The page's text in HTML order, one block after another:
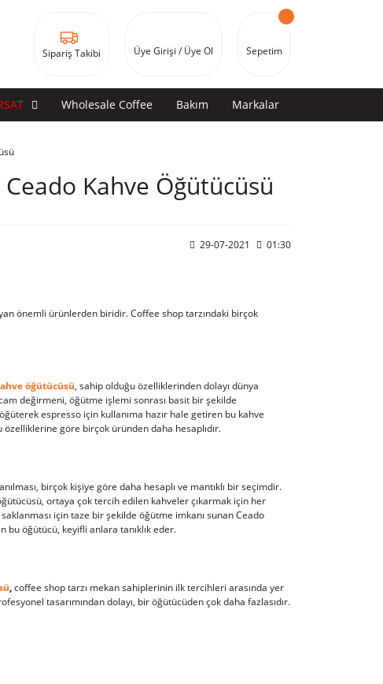
Sipariş Takibi Üye Girişi / Üye Ol Sepetim
Wholesale Coffee Bakım Markalar
Kahve Öğütücüsü
29-07-2021 01:30
önemli ürünlerden biridir. Coffee shop tarzındaki birçok
öğütücüsü, sahip olduğu özelliklerinden dolayı dünya
değirmeni, öğütme işlemi sonrası basit bir şekilde
espresso için kullanıma hazır hale getiren bu kahve
göre birçok üründen daha hesaplıdır.
birçok kişiye göre daha hesaplı ve mantıklı bir seçimdir.
ortaya çok tercih edilen kahveler çıkarmak için her
için taze bir şekilde öğütme imkanı sunan Ceado
bu öğütücü, keyifli anlara tanıklık eder.
,coffee shop tarzı mekan sahiplerinin ilk tercihleri arasında yer
tasarımından dolayı, bir öğütücüden çok daha fazlasıdır.